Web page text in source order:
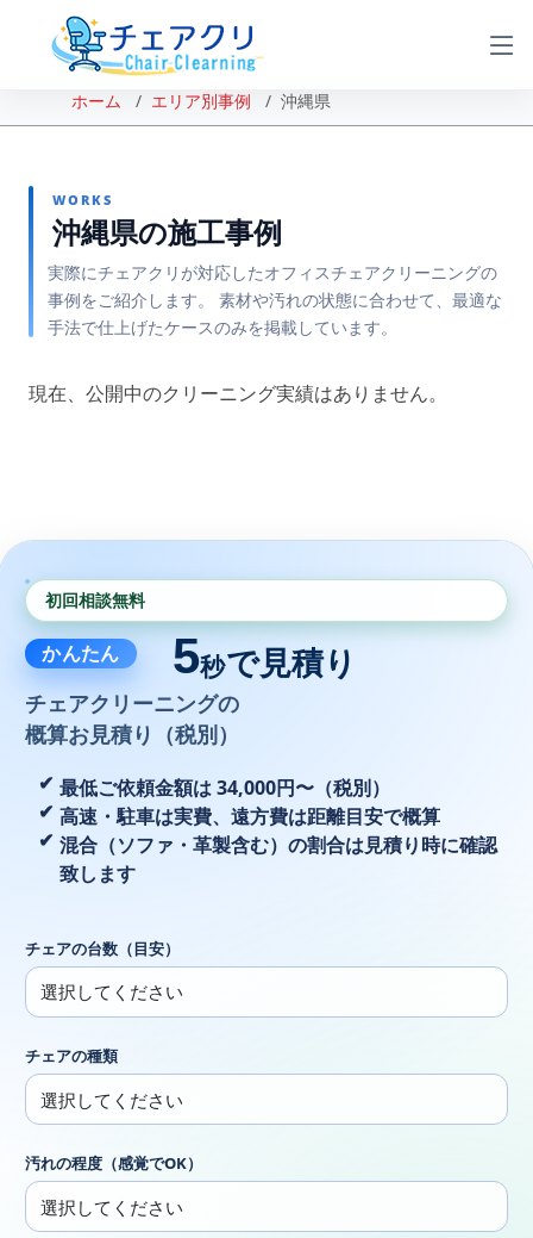
ホーム エリア別事例 沖縄県
WORKS
沖縄県の施工事例
実際にチェアクリが対応したオフィスチェアクリーニングの
事例をご紹介します。 素材や汚れの状態に合わせて、最適な
手法で仕上げたケースのみを掲載しています。
現在、公開中のクリーニング実績はありません。
初回相談無料
かんたん 5秒で見積り
チェアクリーニングの
概算お見積り（税別）
最低ご依頼金額は 34,000円〜（税別）
高速・駐車は実費、遠方費は距離目安で概算
混合（ソファ・革製含む）の割合は見積り時に確認
致します
チェアの台数（目安）
チェアの種類
汚れの程度（感覚でOK）